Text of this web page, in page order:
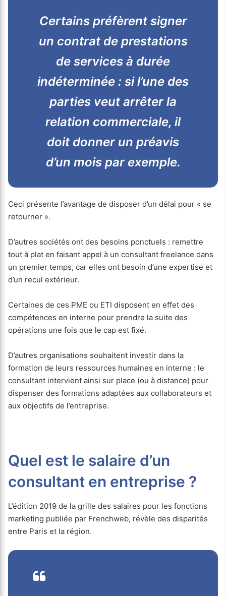
Certains préfèrent signer
un contrat de prestations
de services à durée
indéterminée : si l’une des
parties veut arrêter la
relation commerciale, il
doit donner un préavis
d’un mois par exemple.
Ceci présente l’avantage de disposer d’un délai pour « se
retourner ».
D’autres sociétés ont des besoins ponctuels : remettre
tout à plat en faisant appel à un consultant freelance dans
un premier temps, car elles ont besoin d’une expertise et
d’un recul extérieur.
Certaines de ces PME ou ETI disposent en effet des
compétences en interne pour prendre la suite des
opérations une fois que le cap est fixé.
D’autres organisations souhaitent investir dans la
formation de leurs ressources humaines en interne : le
consultant intervient ainsi sur place (ou à distance) pour
dispenser des formations adaptées aux collaborateurs et
aux objectifs de l’entreprise.
Quel est le salaire d’un
consultant en entreprise ?
L’édition 2019 de la grille des salaires pour les fonctions
marketing publiée par Frenchweb, révèle des disparités
entre Paris et la région.